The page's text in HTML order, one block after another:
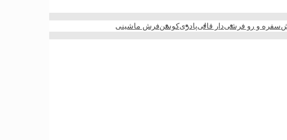
سفره و رو فرشیدار قالیپادریکوسنفرش ماشینی